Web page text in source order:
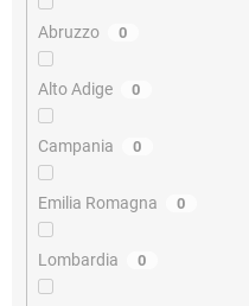
Abruzzo 0
Alto Adige 0
Campania 0
Emilia Romagna 0
Lombardia 0